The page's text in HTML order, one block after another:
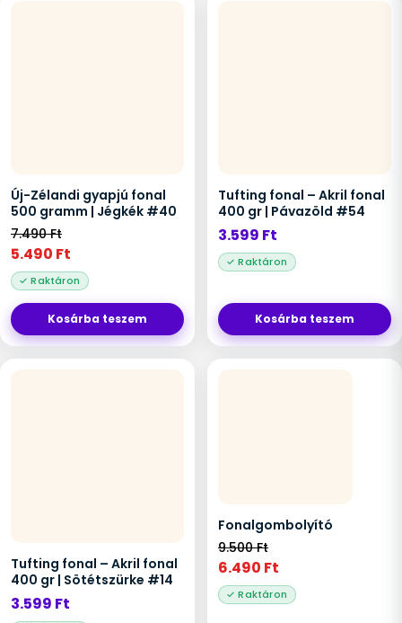
Új-Zélandi gyapjú fonal
500 gramm | Jégkék #40
7.490Ft
5.490 Ft
Kosárba teszem
Tufting fonal – Akril fonal
400 gr | Pávazöld #54
3.599 Ft
Kosárba teszem
Tufting fonal – Akril fonal
400 gr | Sötétszürke #14
3.599 Ft
Fonalgombolyító
9.500Ft
6.490 Ft